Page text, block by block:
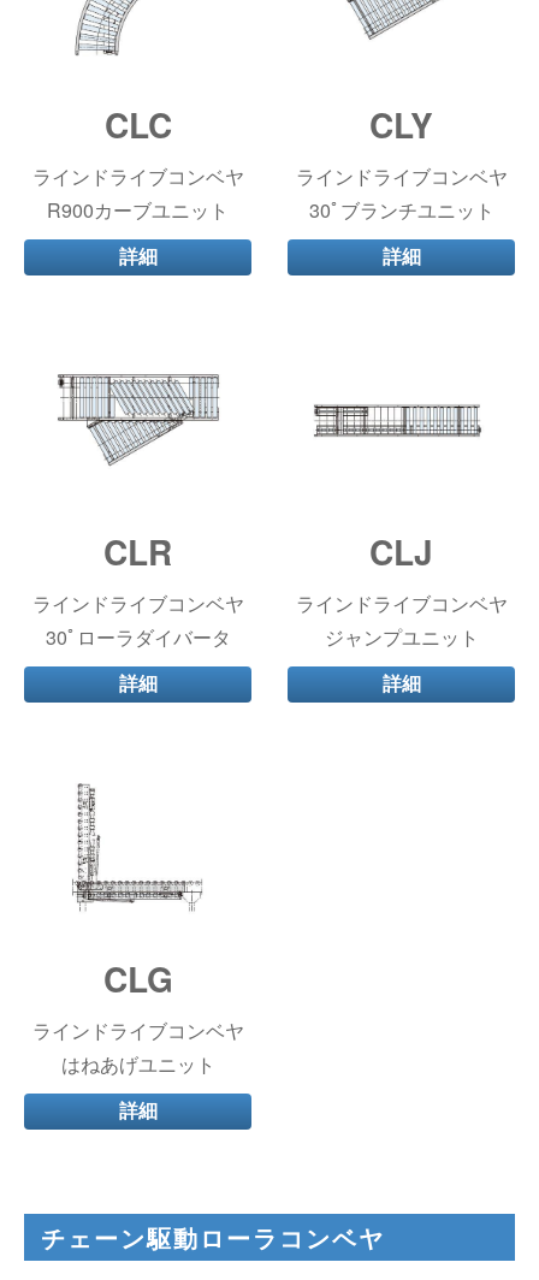
CLC
ラインドライブコンベヤ
R900カーブユニット
詳細
CLY
ラインドライブコンベヤ
30ﾟブランチユニット
詳細
CLR
ラインドライブコンベヤ
30ﾟローラダイバータ
詳細
CLJ
ラインドライブコンベヤ
ジャンプユニット
詳細
CLG
ラインドライブコンベヤ
はねあげユニット
詳細
チェーン駆動ローラコンベヤ